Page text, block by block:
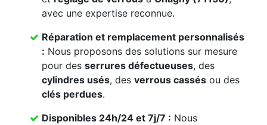
avec une expertise reconnue.
Réparation et remplacement personnalisés
: Nous proposons des solutions sur mesure
pour des serrures défectueuses, des
cylindres usés, des verrous cassés ou des
clés perdues.
Disponibles 24h/24 et 7j/7 : Nous